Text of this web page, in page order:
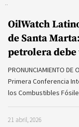
OilWatch
de Santa
petrolera
PRONUNCIAMIENTO DE
Primera Conferencia
los Combustibles
21 abril, 2026